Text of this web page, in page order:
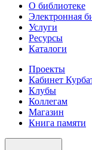
О библиотеке
Электронная
Услуги
Ресурсы
Каталоги
Проекты
Кабинет
Клубы
Коллегам
Магазин
Книга памяти